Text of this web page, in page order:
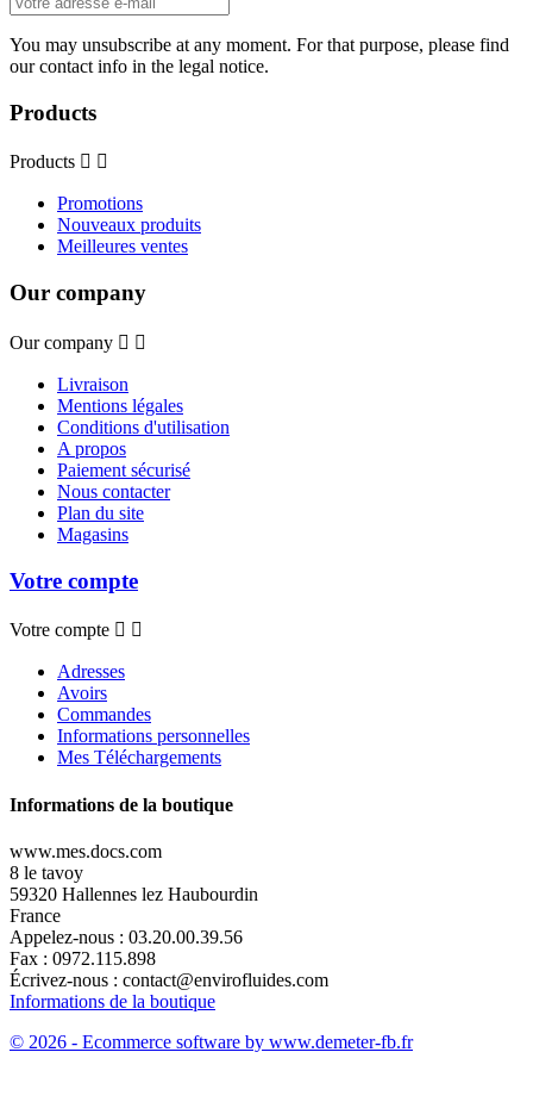
You may unsubscribe at any moment. For that purpose, please find
our contact info in the legal notice.
Products
Products  
Promotions
Nouveaux produits
Meilleures ventes
Our company
Our company  
Livraison
Mentions légales
Conditions d'utilisation
A propos
Paiement sécurisé
Nous contacter
Plan du site
Magasins
Votre compte
Votre compte  
Adresses
Avoirs
Commandes
Informations personnelles
Mes Téléchargements
Informations de la boutique
www.mes.docs.com
8 le tavoy
59320 Hallennes lez Haubourdin
France
Appelez-nous : 03.20.00.39.56
Fax : 0972.115.898
Écrivez-nous : contact@envirofluides.com
Informations de la boutique
© 2026 - Ecommerce software by www.demeter-fb.fr